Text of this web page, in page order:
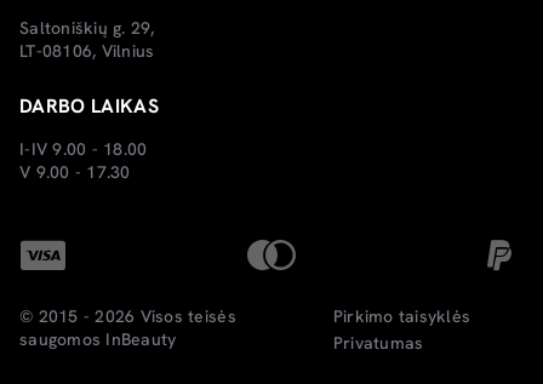
Saltoniškių g. 29,
LT-08106, Vilnius
DARBO LAIKAS
I-IV 9.00 - 18.00
V 9.00 - 17.30
© 2015 - 2026 Visos teisės
saugomos InBeauty
Pirkimo taisyklės
Privatumas